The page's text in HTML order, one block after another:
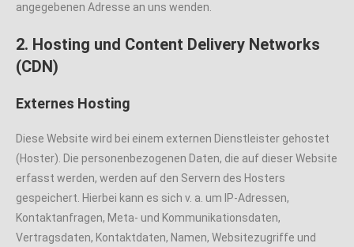
angegebenen Adresse an uns wenden.
2. Hosting und Content Delivery Networks
(CDN)
Externes Hosting
Diese Website wird bei einem externen Dienstleister gehostet
(Hoster). Die personenbezogenen Daten, die auf dieser Website
erfasst werden, werden auf den Servern des Hosters
gespeichert. Hierbei kann es sich v. a. um IP-Adressen,
Kontaktanfragen, Meta- und Kommunikationsdaten,
Vertragsdaten, Kontaktdaten, Namen, Websitezugriffe und